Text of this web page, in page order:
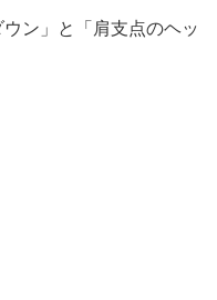
ン」と「肩支点のヘッ